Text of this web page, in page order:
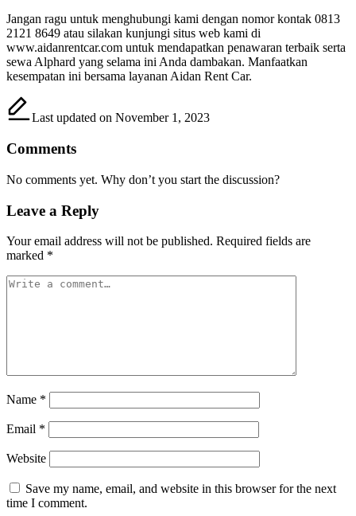
Jangan ragu untuk menghubungi kami dengan nomor kontak 0813
2121 8649 atau silakan kunjungi situs web kami di
www.aidanrentcar.com untuk mendapatkan penawaran terbaik serta
sewa Alphard yang selama ini Anda dambakan. Manfaatkan
kesempatan ini bersama layanan Aidan Rent Car.
Last updated on November 1, 2023
Comments
No comments yet. Why don’t you start the discussion?
Leave a Reply
Your email address will not be published. Required fields are
marked *
Name *
Email *
Website
Save my name, email, and website in this browser for the next
time I comment.